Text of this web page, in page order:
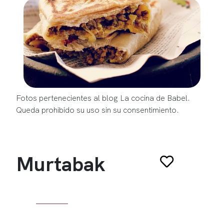
Fotos pertenecientes al blog La cocina de Babel.
Queda prohibido su uso sin su consentimiento.
Murtabak